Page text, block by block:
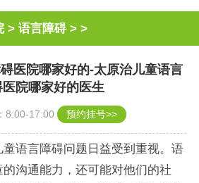
> 语言障碍> >
医院哪家好的-太原治儿童语言
医院哪家好的医生
8:00-17:00 预约挂号>>
语言障碍问题日益受到重视。语
沟通能力，还可能对他们的社